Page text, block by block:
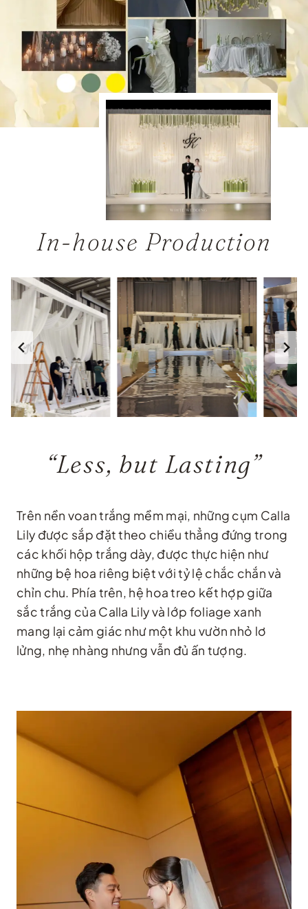
In-house Production
“Less, but Lasting”
Trên nền voan trắng mềm mại, những cụm Calla
Lily được sắp đặt theo chiều thẳng đứng trong
các khối hộp trắng dày, được thực hiện như
những bệ hoa riêng biệt với tỷ lệ chắc chắn và
chỉn chu. Phía trên, hệ hoa treo kết hợp giữa
sắc trắng của Calla Lily và lớp foliage xanh
mang lại cảm giác như một khu vườn nhỏ lơ
lửng, nhẹ nhàng nhưng vẫn đủ ấn tượng.